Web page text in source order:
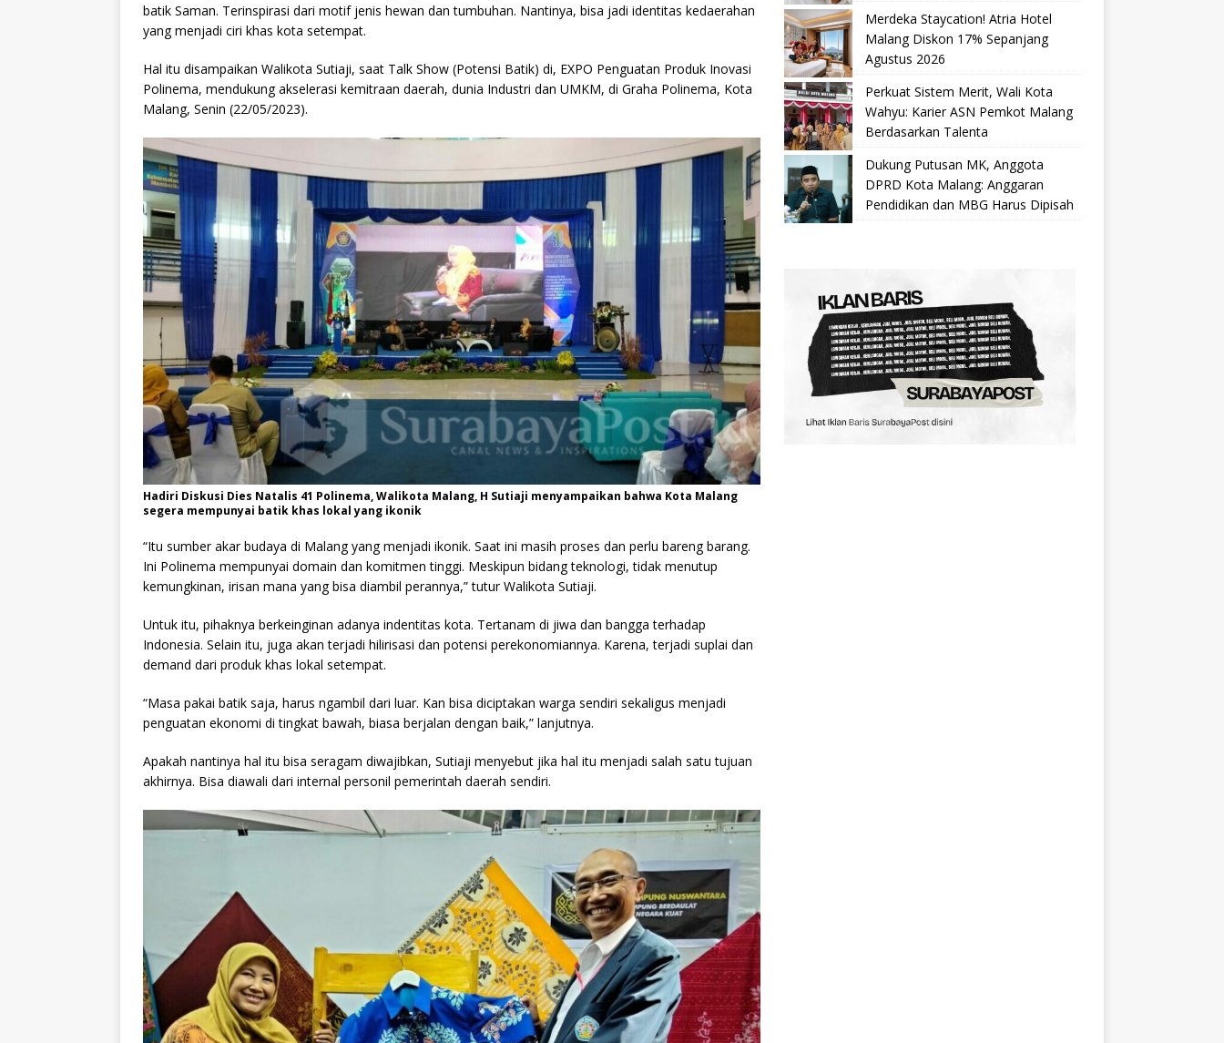
batik Saman. Terinspirasi dari motif jenis hewan dan tumbuhan. Nantinya, bisa jadi identitas kedaerahan
yang menjadi ciri khas kota setempat.
Hal itu disampaikan Walikota Sutiaji, saat Talk Show (Potensi Batik) di, EXPO Penguatan Produk Inovasi
Polinema, mendukung akselerasi kemitraan daerah, dunia Industri dan UMKM, di Graha Polinema, Kota
Malang, Senin (22/05/2023).
Hadiri Diskusi Dies Natalis 41 Polinema, Walikota Malang, H Sutiaji menyampaikan bahwa Kota Malang
segera mempunyai batik khas lokal yang ikonik
“Itu sumber akar budaya di Malang yang menjadi ikonik. Saat ini masih proses dan perlu bareng barang.
Ini Polinema mempunyai domain dan komitmen tinggi. Meskipun bidang teknologi, tidak menutup
kemungkinan, irisan mana yang bisa diambil perannya,” tutur Walikota Sutiaji.
Untuk itu, pihaknya berkeinginan adanya indentitas kota. Tertanam di jiwa dan bangga terhadap
Indonesia. Selain itu, juga akan terjadi hilirisasi dan potensi perekonomiannya. Karena, terjadi suplai dan
demand dari produk khas lokal setempat.
“Masa pakai batik saja, harus ngambil dari luar. Kan bisa diciptakan warga sendiri sekaligus menjadi
penguatan ekonomi di tingkat bawah, biasa berjalan dengan baik,” lanjutnya.
Apakah nantinya hal itu bisa seragam diwajibkan, Sutiaji menyebut jika hal itu menjadi salah satu tujuan
akhirnya. Bisa diawali dari internal personil pemerintah daerah sendiri.
Merdeka Staycation! Atria Hotel
Malang Diskon 17% Sepanjang
Agustus 2026
Perkuat Sistem Merit, Wali Kota
Wahyu: Karier ASN Pemkot Malang
Berdasarkan Talenta
Dukung Putusan MK, Anggota
DPRD Kota Malang: Anggaran
Pendidikan dan MBG Harus Dipisah